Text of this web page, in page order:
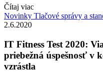
Čítaj viac
Novinky Tlačové správy a
2.6.2020
IT Fitness Test 2020:
priebežná úspešnosť v
vzrástla